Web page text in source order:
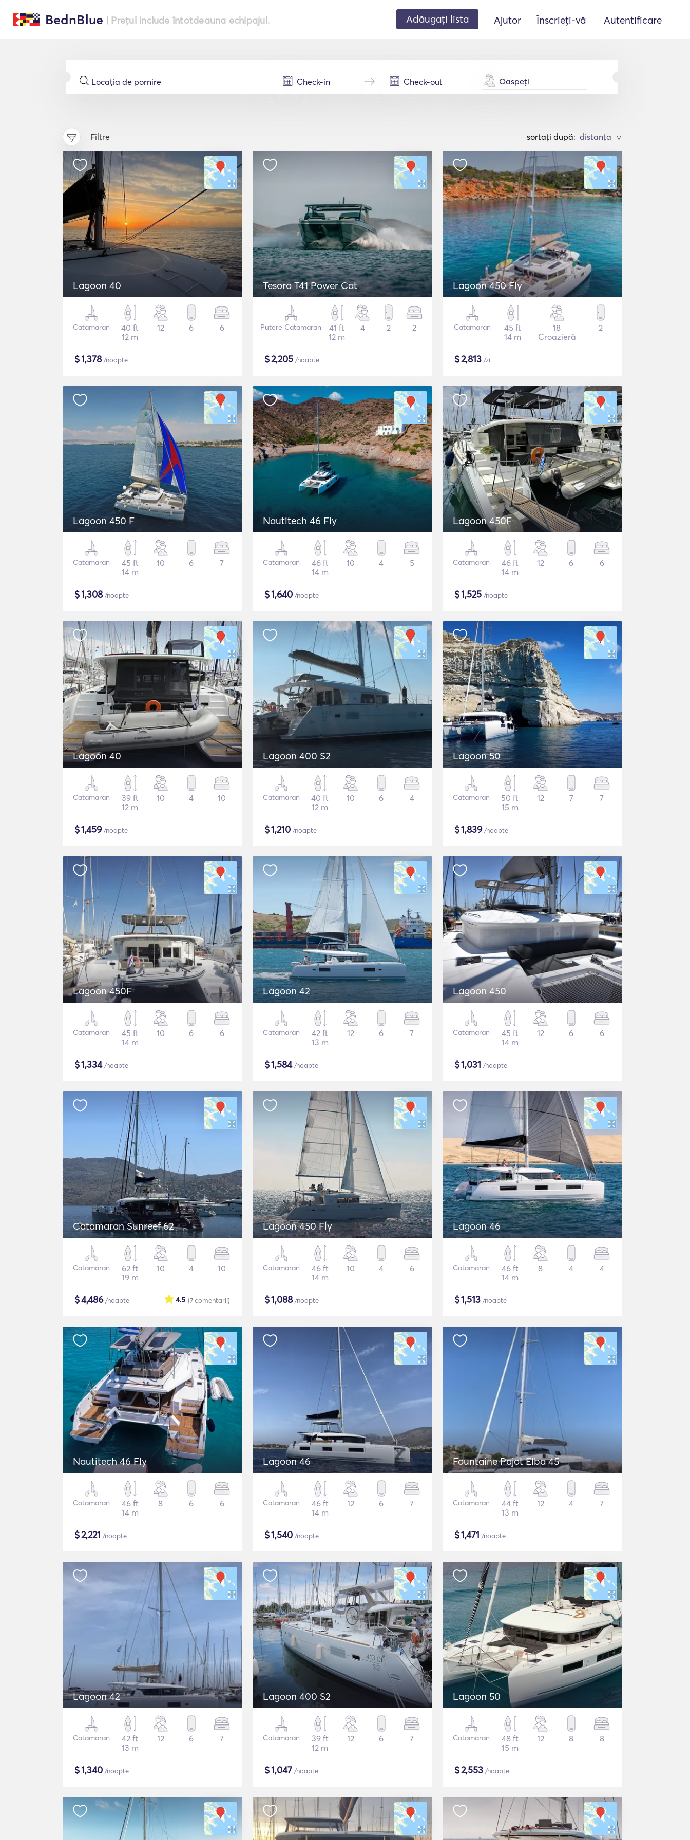
BednBlue | Prețul include întotdeauna echipajul. Adăugați lista Ajutor Înscrieți-vă Autentificare
Oaspeți
Filtre sortați după: >
Lagoon 40
Catamaran
40 ft
12 m
12 6 6
$1,378/noapte
Tesoro T41 Power Cat
Putere Catamaran
41 ft
12 m
4 2 2
$2,205 /noapte
Lagoon 450 Fly
Catamaran
45 ft
14 m
18
Croazieră
2
$2,813 /zi
Lagoon 450 F
Catamaran
45 ft
14 m
10 6 7
$1,308/noapte
Nautitech 46 Fly
Catamaran
46 ft
14 m
10 4 5
$1,640 /noapte
Lagoon 450F
Catamaran
46 ft
14 m
12 6 6
$1,525 /noapte
Lagoon 40
Catamaran
39 ft
12 m
10 4 10
$1,459/noapte
Lagoon 400 S2
Catamaran
40 ft
12 m
10 6 4
$1,210 /noapte
Lagoon 50
Catamaran
50 ft
15 m
12 7 7
$1,839/noapte
Lagoon 450F
Catamaran
45 ft
14 m
10 6 6
$1,334/noapte
Lagoon 42
Catamaran
42 ft
13 m
12 6 7
$1,584/noapte
Lagoon 450
Catamaran
45 ft
14 m
12 6 6
$1,031 /noapte
Catamaran Sunreef 62
Catamaran
62 ft
19 m
10 4 10
$4,486/noapte (7comentarii)
4.5
Lagoon 450 Fly
Catamaran
46 ft
14 m
10 4 6
$1,088/noapte
Lagoon 46
Catamaran
46 ft
14 m
8 4 4
$1,513 /noapte
Nautitech 46 Fly
Catamaran
46 ft
14 m
8 6 6
$2,221 /noapte
Lagoon 46
Catamaran
46 ft
14 m
12 6 7
$1,540 /noapte
Fountaine Pajot Elba 45
Catamaran
44 ft
13 m
12 4 7
$1,471 /noapte
Lagoon 42
Catamaran
42 ft
13 m
12 6 7
$1,340 /noapte
Lagoon 400 S2
Catamaran
39 ft
12 m
12 6 7
$1,047 /noapte
Lagoon 50
Catamaran
48 ft
15 m
12 8 8
$2,553 /noapte